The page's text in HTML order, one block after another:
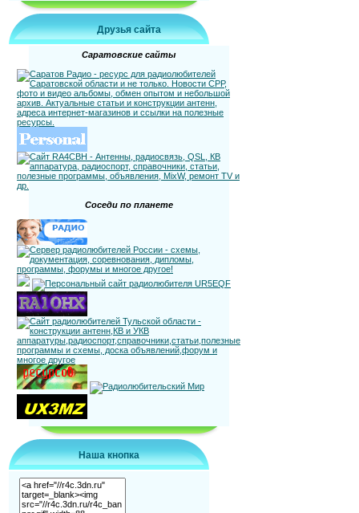
Друзья сайта
Саратовские сайты
Соседи по планете
Наша кнопка